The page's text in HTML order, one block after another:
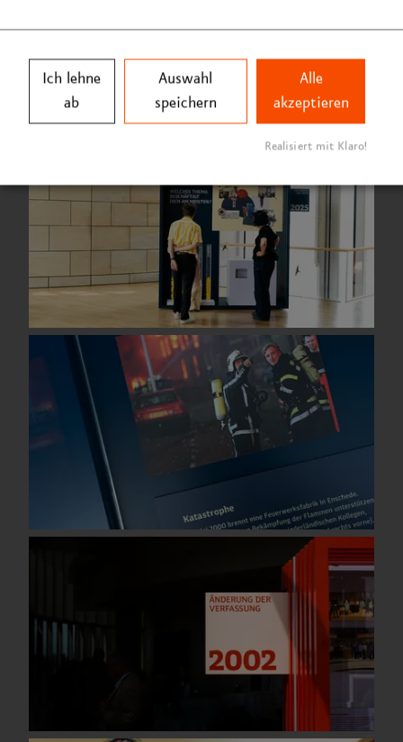
Ich lehne
ab
Auswahl
speichern
Alle
akzeptieren
Realisiert mit Klaro!